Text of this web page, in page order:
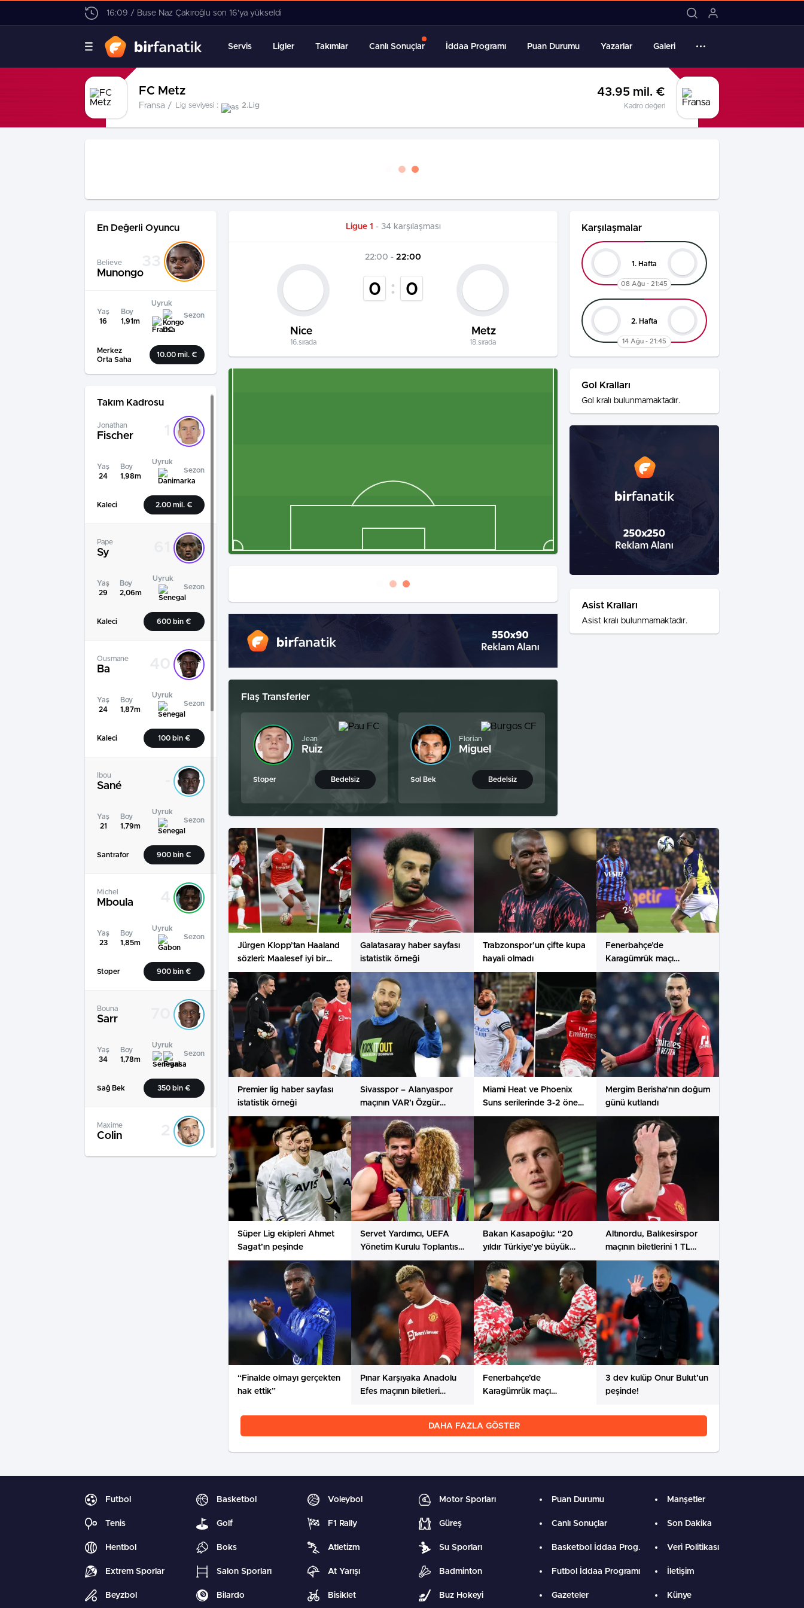
16:09 / Buse Naz Çakıroğlu son 16’ya yükseldi 16:09 / Bülent Uygun’un babası son
Servis Ligler Takımlar Canlı Sonuçlar İddaa Programı Puan Durumu Yazarlar Galeri
FC Metz
Fransa / Lig seviyesi : 2.Lig
43.95 mil. €
Kadro değeri
En Değerli Oyuncu
Believe
Munongo
Yaş
16
Boy
1,91m
Uyruk
Sezon
Merkez
Orta Saha
10.00 mil. €
Takım Kadrosu
Jonathan
Fischer
Yaş
24
Boy
1,98m
Uyruk
Sezon
Kaleci 2.00 mil. €
Pape
Sy
Yaş
29
Boy
2,06m
Uyruk
Sezon
Kaleci 600 bin €
Ousmane
Ba
Yaş
24
Boy
1,87m
Uyruk
Sezon
Kaleci 100 bin €
Ibou
Sané
Yaş
21
Boy
1,79m
Uyruk
Sezon
Santrafor 900 bin €
Michel
Mboula
Yaş
23
Boy
1,85m
Uyruk
Sezon
Stoper 900 bin €
Bouna
Sarr
Yaş
34
Boy
1,78m
Uyruk
Sezon
Sağ Bek 350 bin €
Maxime
Colin
Believe 33
Yaş
Boy
Sezon
Jessy
Ligue 1 - 34 karşılaşması
22:00 - 22:00
Nice
16.sırada
0 : 0
Metz
18.sırada
Flaş Transferler
Jean
Ruiz
Stoper Bedelsiz
Florian
Miguel
Sol Bek Bedelsiz
Karşılaşmalar
1. Hafta
08 Ağu - 21:45
2. Hafta
14 Ağu - 21:45
Gol Kralları
Gol kralı bulunmamaktadır.
Asist Kralları
Asist kralı bulunmamaktadır.
Jürgen Klopp’tan Haaland
sözleri: Maalesef iyi bir
transfer
Galatasaray haber sayfası
istatistik örneği
Trabzonspor’un çifte kupa
hayali olmadı
Fenerbahçe’de
Karagümrük maçı
hazırlıkları sürüyor
Premier lig haber sayfası
istatistik örneği
Sivasspor – Alanyaspor
maçının VAR’ı Özgür
Yankaya oldu
Miami Heat ve Phoenix
Suns serilerinde 3-2 öne
geçti
Mergim Berisha’nın doğum
günü kutlandı
Süper Lig ekipleri Ahmet
Sagat’ın peşinde
Servet Yardımcı, UEFA
Yönetim Kurulu Toplantısı
ve UEFA Kongresi’ne
Bakan Kasapoğlu: “20
yıldır Türkiye’ye büyük
emekler verdik”
Altınordu, Balıkesirspor
maçının biletlerini 1 TL
olarak belirledi
“Finalde olmayı gerçekten
hak ettik”
Pınar Karşıyaka Anadolu
Efes maçının biletleri
Fenerbahçe’de
Karagümrük maçı
3 dev kulüp Onur Bulut’un
peşinde!
DAHA FAZLA GÖSTER
Futbol Basketbol Voleybol Motor Sporları
Tenis Golf F1 Rally Güreş
Hentbol Boks Atletizm Su Sporları
Extrem Sporlar Salon Sporları At Yarışı Badminton
Beyzbol Bilardo Bisiklet Buz Hokeyi
Puan Durumu
Canlı Sonuçlar
Basketbol İddaa Prog.
Futbol İddaa Programı
Gazeteler
Manşetler
Son Dakika
Veri Politikası
İletişim
Künye